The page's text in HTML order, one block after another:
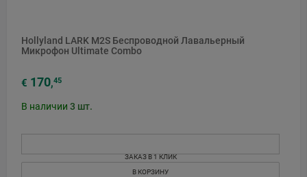
Hollyland LARK M2S Беспроводной Лавальерный
Микрофон Ultimate Combo
€ 170,45
В наличии 3 шт.
ЗАКАЗ В 1 КЛИК
В КОРЗИНУ